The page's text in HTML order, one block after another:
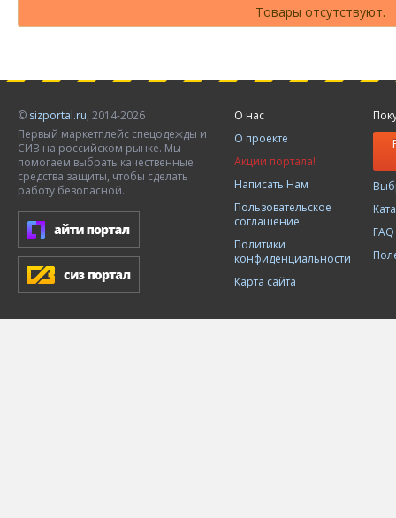
Товары отсутствуют.
© sizportal.ru, 2014-2026
Первый маркетплейс спецодежды и
СИЗ на российском рынке. Мы
помогаем выбрать качественные
средства защиты, чтобы сделать
работу безопасной.
О нас
О проекте
Акции портала!
Написать Нам
Пользовательское
соглашение
Политики
конфиденциальности
Карта сайта
FAQ